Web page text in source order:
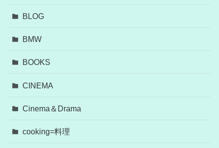
BLOG
BMW
BOOKS
CINEMA
Cinema＆Drama
cooking=料理